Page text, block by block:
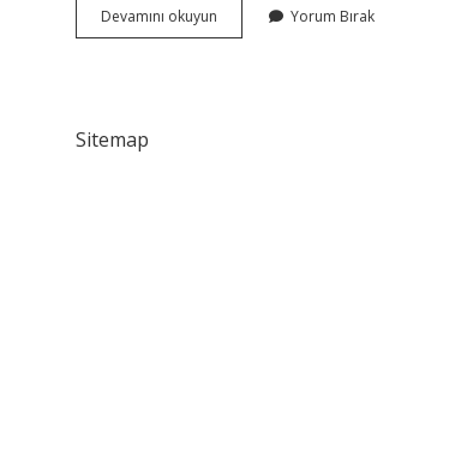
Devamını okuyun
Evet
Yorum Bırak
Sitemap